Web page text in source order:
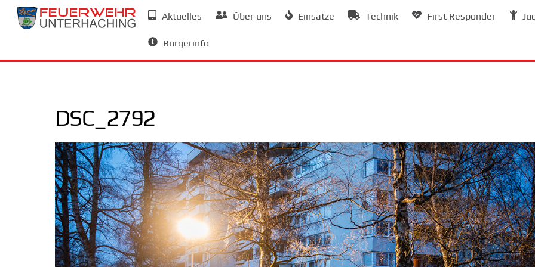
Skip
Aktuelles Über uns Einsätze Technik First Responder
Bürgerinfo
DSC_2792